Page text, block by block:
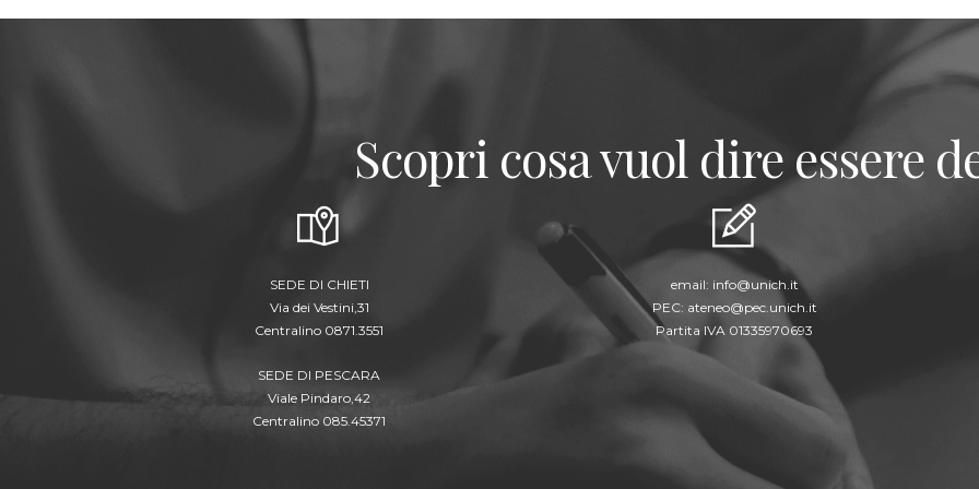
Scopri cosa vuol dire essere
SEDE DI CHIETI
Via dei Vestini,31
Centralino 0871.3551
SEDE DI PESCARA
Viale Pindaro,42
Centralino 085.45371
email: info@unich.it
PEC: ateneo@pec.unich.it
Partita IVA 01335970693